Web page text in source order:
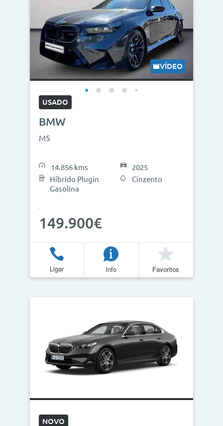
VÍDEO
USADO
BMW
M5
14.856 kms
Híbrido Plugin
Gasolina
2025
Cinzento
149.900€
Ligar Info Favoritos
NOVO